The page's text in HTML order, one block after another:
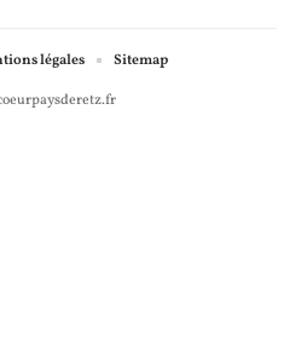
légales Sitemap